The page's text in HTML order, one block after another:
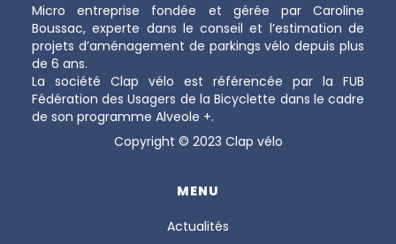
Micro entreprise fondée et gérée par Caroline
Boussac, experte dans le conseil et l’estimation de
projets d’aménagement de parkings vélo depuis plus
de 6 ans.
La société Clap vélo est référencée par la FUB
Fédération des Usagers de la Bicyclette dans le cadre
de son programme Alveole +.
Copyright © 2023 Clap vélo
MENU
Actualités